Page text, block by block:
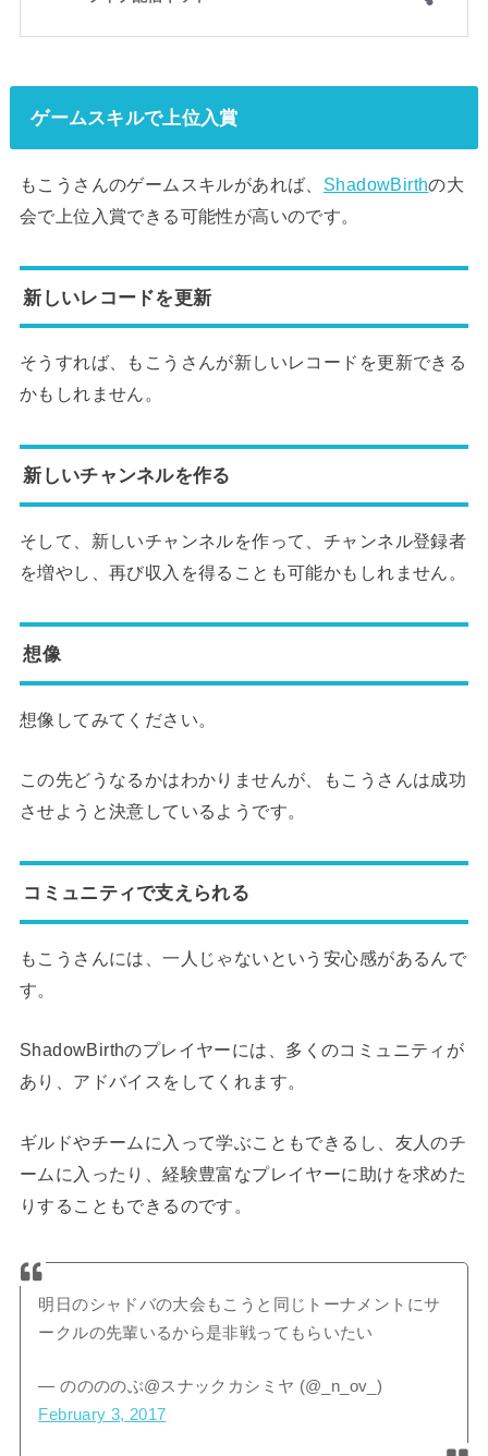
ゲームスキルで上位入賞
もこうさんのゲームスキルがあれば、 ShadowBirthの大
会で上位入賞できる可能性が高いのです。
新しいレコードを更新
そうすれば、もこうさんが新しいレコードを更新できる
かもしれません。
新しいチャンネルを作る
そして、新しいチャンネルを作って、チャンネル登録者
を増やし、再び収入を得ることも可能かもしれません。
想像
想像してみてください。
この先どうなるかはわかりませんが、もこうさんは成功
させようと決意しているようです。
コミュニティで支えられる
もこうさんには、一人じゃないという安心感があるんで
す。
ShadowBirthのプレイヤーには、多くのコミュニティが
あり、アドバイスをしてくれます。
ギルドやチームに入って学ぶこともできるし、友人のチ
ームに入ったり、経験豊富なプレイヤーに助けを求めた
りすることもできるのです。
明日のシャドバの大会もこうと同じトーナメントにサ
ークルの先輩いるから是非戦ってもらいたい
— ののののぶ@スナックカシミヤ (@_n_ov_)
February 3, 2017